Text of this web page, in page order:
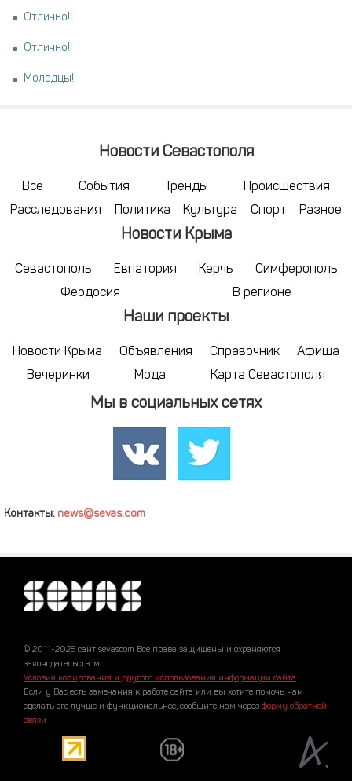
Отлично!!
Отлично!!
Молодцы!!
Новости Севастополя
Все События Тренды
Происшествия
Расследования
Политика Культура Спорт Разное
Новости Крыма
Севастополь Евпатория Керчь
Симферополь
Феодосия
В регионе
Наши проекты
Новости Крыма Объявления Справочник
Афиша
Вечеринки
Мода Карта Севастополя
Мы в социальных сетях
Контакты: news@sevas.com
© 2011-2026 сайт sevascom Все права защищены и охраняются
законодательством.
Условия копирования и другого использования информации сайта.
Если у Вас есть замечания к работе сайта или вы хотите помочь нам
сделать его лучше и функциональнее, сообщите нам через форму обратной
связи